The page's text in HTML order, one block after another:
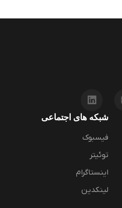
شبکه های اجتماعی
فیسبوک
توئیتر
اینستاگرام
لینکدین